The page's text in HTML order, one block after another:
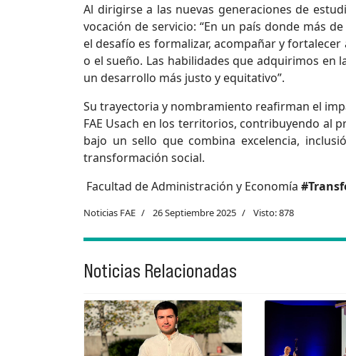
Al dirigirse a las nuevas generaciones de
vocación de servicio: “En un país donde más
el desafío es formalizar, acompañar y
o el sueño. Las habilidades que adquirimos en
un desarrollo más justo y equitativo”.
Su trayectoria y nombramiento reafirman el
FAE Usach en los territorios, contribuyendo al
bajo un sello que combina excelencia,
transformación social.
Facultad de Administración y Economía
Noticias FAE 26 Septiembre 2025 Visto: 878
Noticias Relacionadas